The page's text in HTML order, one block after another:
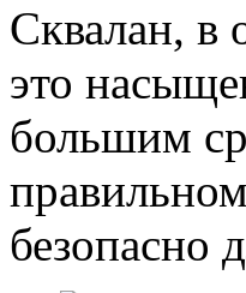
Сквалан, в
это
большим
безопасно